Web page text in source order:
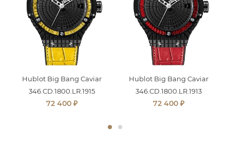
Hublot Big Bang Caviar
346.CD.1800.LR.1915
72 400 ₽
Hublot Big Bang Caviar
346.CD.1800.LR.1913
72 400 ₽